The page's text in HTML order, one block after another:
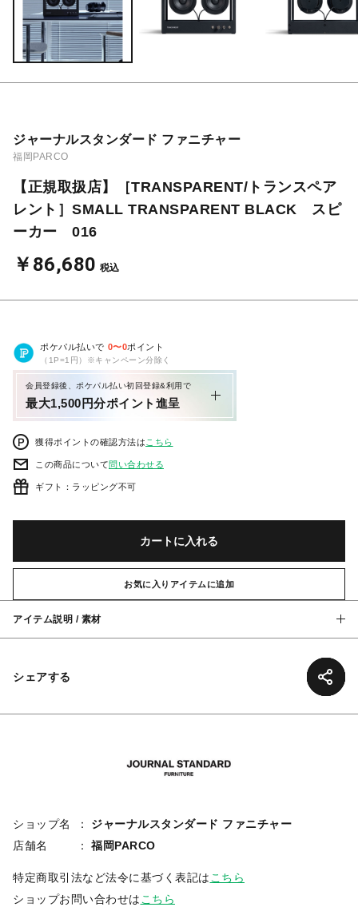
ジャーナルスタンダード ファニチャー
福岡PARCO
【正規取扱店】［TRANSPARENT/トランスペア
レント］SMALL TRANSPARENT BLACK スピ
ーカー 016
￥86,680 税込
ポケパル払いで 0〜0ポイント
（1P=1円）※キャンペーン分除く
会員登録後、ポケパル払い初回登録&利用で
最大1,500円分ポイント進呈
獲得ポイントの確認方法は こちら
この商品について問い合わせる
ギフト：ラッピング不可
カートに入れる
お気に入りアイテムに追加
アイテム説明 / 素材
シェアする
ショップ名
ジャーナルスタンダード ファニチャー
店舗名
福岡PARCO
特定商取引法など法令に基づく表記は こちら
ショップお問い合わせは こちら